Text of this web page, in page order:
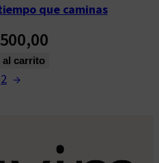
que caminas
al carrito
2 →